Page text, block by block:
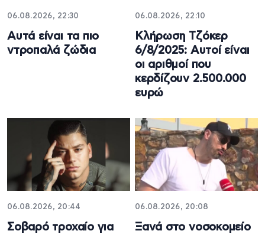
06.08.2026, 22:30
Αυτά είναι τα πιο
ντροπαλά ζώδια
06.08.2026, 22:10
Κλήρωση Τζόκερ
6/8/2025: Αυτοί είναι
οι αριθμοί που
κερδίζουν 2.500.000
ευρώ
06.08.2026, 20:44
Σοβαρό τροχαίο για
06.08.2026, 20:08
Ξανά στο νοσοκομείο